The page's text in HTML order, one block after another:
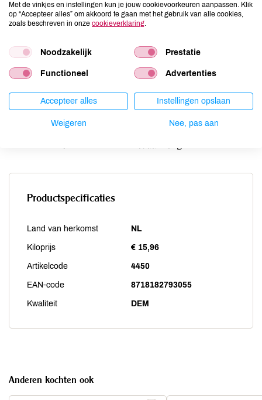
Lupine
niet aanwezig
Mosterd
niet aanwezig
Schaaldieren
niet aanwezig
Selderij
niet aanwezig
niet aanwezig
Productspecificaties
Land van herkomst NL
Kiloprijs € 15,96
Artikelcode 4450
EAN-code 8718182793055
Kwaliteit DEM
Anderen kochten ook
Met de vinkjes en instellingen kun je jouw cookievoorkeuren aanpassen. Klik
op “Accepteer alles” om akkoord te gaan met het gebruik van alle cookies,
zoals beschreven in onze cookieverklaring.
Noodzakelijk Prestatie
Functioneel Advertenties
Accepteer alles Instellingen opslaan
Weigeren Nee, pas aan